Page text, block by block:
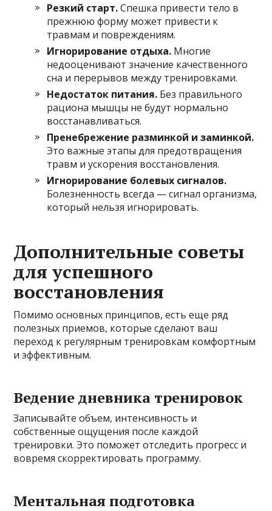
Резкий старт.Спешка привести тело в
прежнюю форму может привести к
травмам и повреждениям.
Игнорирование отдыха. Многие
недооценивают значение качественного
сна и перерывов между тренировками.
Недостаток питания. Без правильного
рациона мышцы не будут нормально
восстанавливаться.
Пренебрежение разминкой и заминкой.
Это важные этапы для предотвращения
травм и ускорения восстановления.
Игнорирование болевых сигналов.
Болезненность всегда — сигнал организма,
который нельзя игнорировать.
Дополнительные советы
для успешного
восстановления
Помимо основных принципов, есть еще ряд
полезных приемов, которые сделают ваш
переход к регулярным тренировкам комфортным
и эффективным.
Ведение дневника тренировок
Записывайте объем, интенсивность и
собственные ощущения после каждой
тренировки. Это поможет отследить прогресс и
вовремя скорректировать программу.
Ментальная подготовка